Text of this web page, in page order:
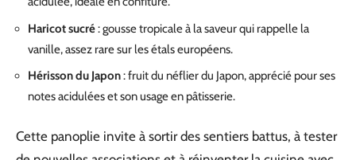
Haricot sucré: gousse tropicale à la saveur qui rappelle la
vanille, assez rare sur les étals européens.
Hérisson du Japon: fruit du néflier du Japon, apprécié pour ses
notes acidulées et son usage en pâtisserie.
Cette panoplie invite à sortir des sentiers battus, à tester